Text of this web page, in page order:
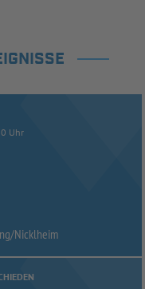
Uhr
Nicklheim